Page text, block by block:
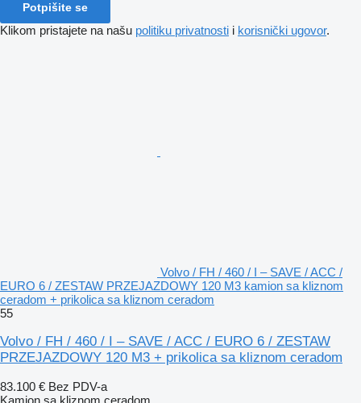
Potpišite se
Klikom pristajete na našu politiku privatnosti i korisnički ugovor.
Volvo / FH / 460 / I – SAVE / ACC /
EURO 6 / ZESTAW PRZEJAZDOWY 120 M3 kamion sa kliznom
ceradom + prikolica sa kliznom ceradom
55
Volvo / FH / 460 / I – SAVE / ACC / EURO 6 / ZESTAW
PRZEJAZDOWY 120 M3 + prikolica sa kliznom ceradom
83.100 € Bez PDV-a